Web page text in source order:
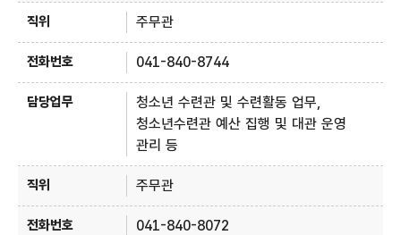
주무관
041-840-8744
청소년 수련관 및 수련활동 업무,
청소년수련관 예산 집행 및 대관 운영
관리 등
주무관
041-840-8072